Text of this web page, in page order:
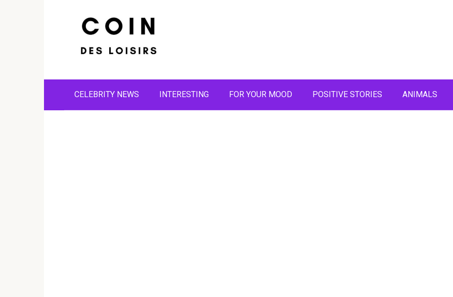
CELEBRITY NEWS INTERESTING FOR YOUR MOOD POSITIVE STORIES ANIMALS